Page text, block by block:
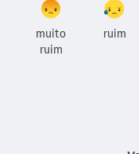
muito
ruim
ruim